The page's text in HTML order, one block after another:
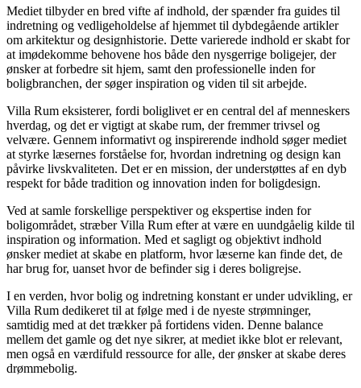
Mediet tilbyder en bred vifte af indhold, der spænder fra guides til
indretning og vedligeholdelse af hjemmet til dybdegående artikler
om arkitektur og designhistorie. Dette varierede indhold er skabt for
at imødekomme behovene hos både den nysgerrige boligejer, der
ønsker at forbedre sit hjem, samt den professionelle inden for
boligbranchen, der søger inspiration og viden til sit arbejde.
Villa Rum eksisterer, fordi boliglivet er en central del af menneskers
hverdag, og det er vigtigt at skabe rum, der fremmer trivsel og
velvære. Gennem informativt og inspirerende indhold søger mediet
at styrke læsernes forståelse for, hvordan indretning og design kan
påvirke livskvaliteten. Det er en mission, der understøttes af en dyb
respekt for både tradition og innovation inden for boligdesign.
Ved at samle forskellige perspektiver og ekspertise inden for
boligområdet, stræber Villa Rum efter at være en uundgåelig kilde til
inspiration og information. Med et sagligt og objektivt indhold
ønsker mediet at skabe en platform, hvor læserne kan finde det, de
har brug for, uanset hvor de befinder sig i deres boligrejse.
I en verden, hvor bolig og indretning konstant er under udvikling, er
Villa Rum dedikeret til at følge med i de nyeste strømninger,
samtidig med at det trækker på fortidens viden. Denne balance
mellem det gamle og det nye sikrer, at mediet ikke blot er relevant,
men også en værdifuld ressource for alle, der ønsker at skabe deres
drømmebolig.